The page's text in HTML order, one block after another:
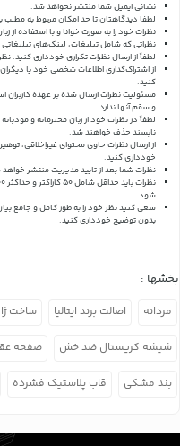
نشانی ایمیل شما منتشر نخواهد شد.
لطفا دیدگاهتان تا حد امکان مربوط به
نظرات خود را به صورت خوانا و با استفاده از
نظراتی که شامل تبلیغات، لینک‌های
لطفاً از ارسال نظرات تکراری خودداری کنید.
از اشتراک‌گذاری اطلاعات شخصی خود یا
کنید.
مسئولیت نظرات ارسال شده بر عهده
و سقم آنها ندارد.
لطفاً در نظرات خود از زبان محترمانه و
ناپسند حذف خواهند شد.
از ارسال نظرات حاوی محتوای غیراخلاقی،
خودداری کنید.
نظرات شما بعد از تایید مدیریت منتشر
شود.
سعی کنید نظر خود را به طور کامل و جامع
بدون توضیح خودداری کنید.
بخشها :
مردانه اصالت برند ایتالیا ساخت
شیشه کریستال ضد خش صفحه
بند مشکی قاب پلاستیک فشرده